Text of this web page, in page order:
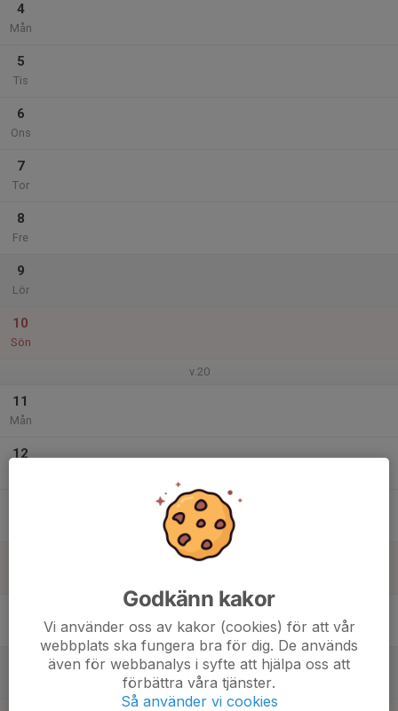
4
Mån
5
Tis
6
Ons
7
Tor
8
Fre
9
Lör
10
Sön
v.20
11
Mån
12
Godkänn kakor
Vi använder oss av kakor (cookies) för att vår
webbplats ska fungera bra för dig. De används
även för webbanalys i syfte att hjälpa oss att
förbättra våra tjänster.
Så använder vi cookies